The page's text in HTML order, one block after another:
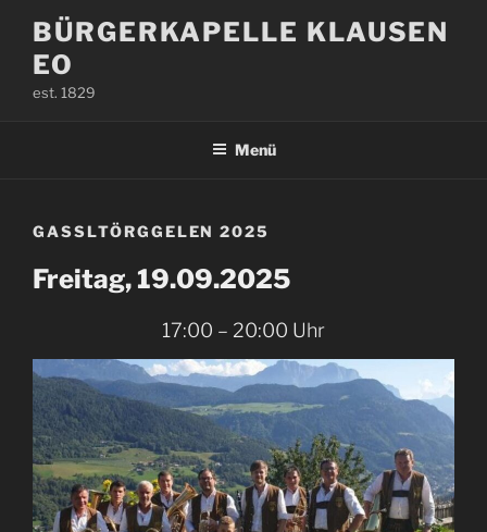
Inhalt
springen
BÜRGERKAPELLE KLAUSEN
EO
est. 1829
Menü
GASSLTÖRGGELEN 2025
Freitag, 19.09.2025
17:00 – 20:00 Uhr